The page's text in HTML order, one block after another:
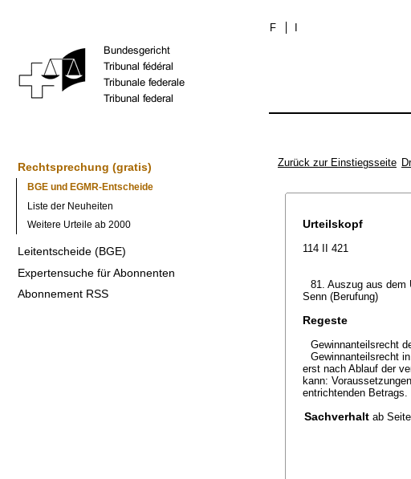
F
Rechtsprechung (gratis)
BGE und EGMR-Entscheide
Liste der Neuheiten
Weitere Urteile ab 2000
Leitentscheide (BGE)
Expertensuche für Abonnenten
Abonnement RSS
Zurück zur Einstiegsseite
Urteilskopf
114 II 421
81. Auszug aus dem
Senn (Berufung)
Regeste
Gewinnanteilsrecht
Gewinnanteilsrecht
erst nach Ablauf der
kann:
entrichtenden Betrags.
Sachverhalt ab